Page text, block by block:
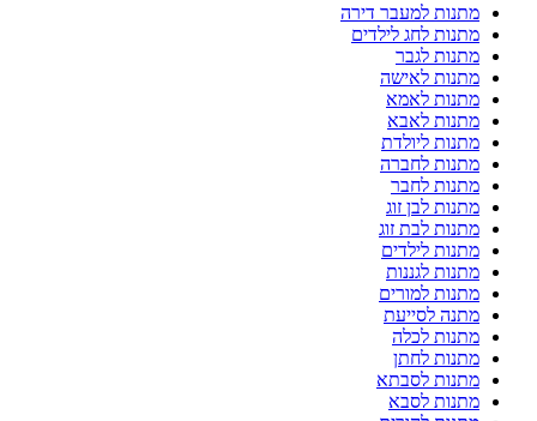
מתנות למעבר דירה
מתנות לחג לילדים
מתנות לגבר
מתנות לאישה
מתנות לאמא
מתנות לאבא
מתנות ליולדת
מתנות לחברה
מתנות לחבר
מתנות לבן זוג
מתנות לבת זוג
מתנות לילדים
מתנות לגננות
מתנות למורים
מתנה לסייעת
מתנות לכלה
מתנות לחתן
מתנות לסבתא
מתנות לסבא